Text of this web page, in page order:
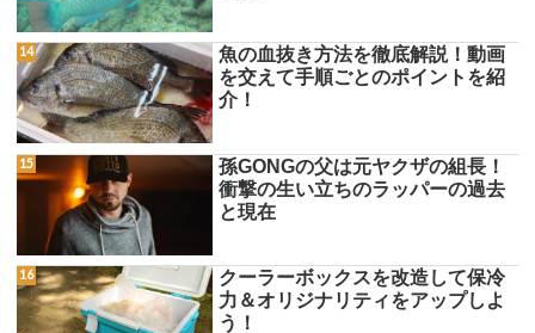
魚の血抜き方法を徹底解説！動画
を交えて手順ごとのポイントを紹
介！
孫GONGの父は元ヤクザの組長！
衝撃の生い立ちのラッパーの過去
と現在
クーラーボックスを改造して保冷
力＆オリジナリティをアップしよ
う！